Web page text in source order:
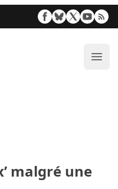
malgré une